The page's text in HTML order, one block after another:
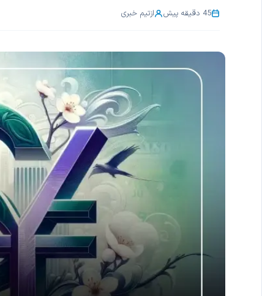
45 دقیقه پیش ازتیم خبری